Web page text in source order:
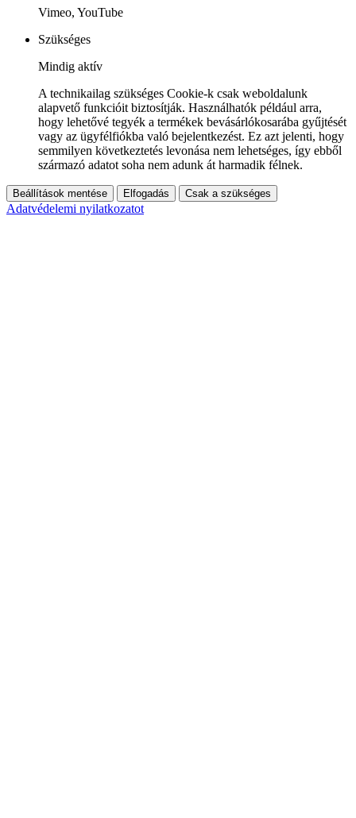
Vimeo, YouTube
Szükséges
Mindig aktív
A technikailag szükséges Cookie-k csak weboldalunk
alapvető funkcióit biztosítják. Használhatók például arra,
hogy lehetővé tegyék a termékek bevásárlókosarába gyűjtését
vagy az ügyfélfiókba való bejelentkezést. Ez azt jelenti, hogy
semmilyen következtetés levonása nem lehetséges, így ebből
származó adatot soha nem adunk át harmadik félnek.
Beállítások mentése Elfogadás Csak a szükséges
Adatvédelemi nyilatkozatot